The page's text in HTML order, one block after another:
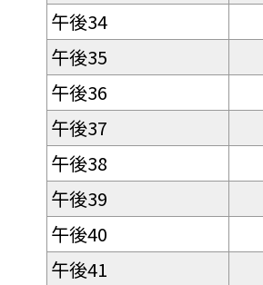
午後34
午後35
午後36
午後37
午後38
午後39
午後40
午後41